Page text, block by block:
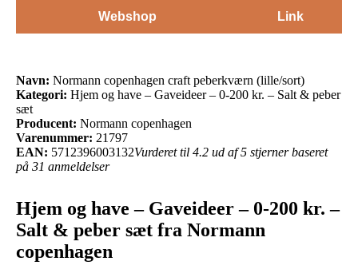
Webshop
Link
Navn: Normann copenhagen craft peberkværn (lille/sort)
Kategori: Hjem og have – Gaveideer – 0-200 kr. – Salt & peber
sæt
Producent: Normann copenhagen
Varenummer: 21797
EAN: 5712396003132Vurderet til 4.2 ud af 5 stjerner baseret
på 31 anmeldelser
Hjem og have – Gaveideer – 0-200 kr. –
Salt & peber sæt fra Normann
copenhagen